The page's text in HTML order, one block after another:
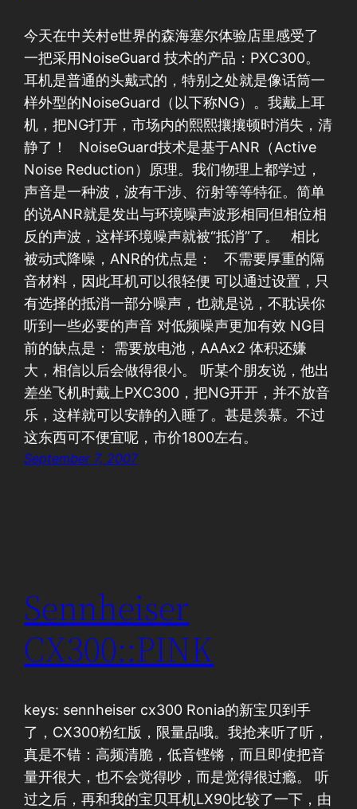
今天在中关村e世界的森海塞尔体验店里感受了
一把采用NoiseGuard 技术的产品：PXC300。
耳机是普通的头戴式的，特别之处就是像话筒一
样外型的NoiseGuard（以下称NG）。我戴上耳
机，把NG打开，市场内的熙熙攘攘顿时消失，清
静了！ NoiseGuard技术是基于ANR（Active
Noise Reduction）原理。我们物理上都学过，
声音是一种波，波有干涉、衍射等等特征。简单
的说ANR就是发出与环境噪声波形相同但相位相
反的声波，这样环境噪声就被“抵消”了。 相比
被动式降噪，ANR的优点是： 不需要厚重的隔
音材料，因此耳机可以很轻便 可以通过设置，只
有选择的抵消一部分噪声，也就是说，不耽误你
听到一些必要的声音 对低频噪声更加有效 NG目
前的缺点是： 需要放电池，AAAx2 体积还嫌
大，相信以后会做得很小。 听某个朋友说，他出
差坐飞机时戴上PXC300，把NG开开，并不放音
乐，这样就可以安静的入睡了。甚是羡慕。不过
这东西可不便宜呢，市价1800左右。
September 7, 2007
Sennheiser
CX300::PINK
keys: sennheiser cx300 Ronia的新宝贝到手
了，CX300粉红版，限量品哦。我抢来听了听，
真是不错：高频清脆，低音铿锵，而且即使把音
量开很大，也不会觉得吵，而是觉得很过瘾。 听
过之后，再和我的宝贝耳机LX90比较了一下，由